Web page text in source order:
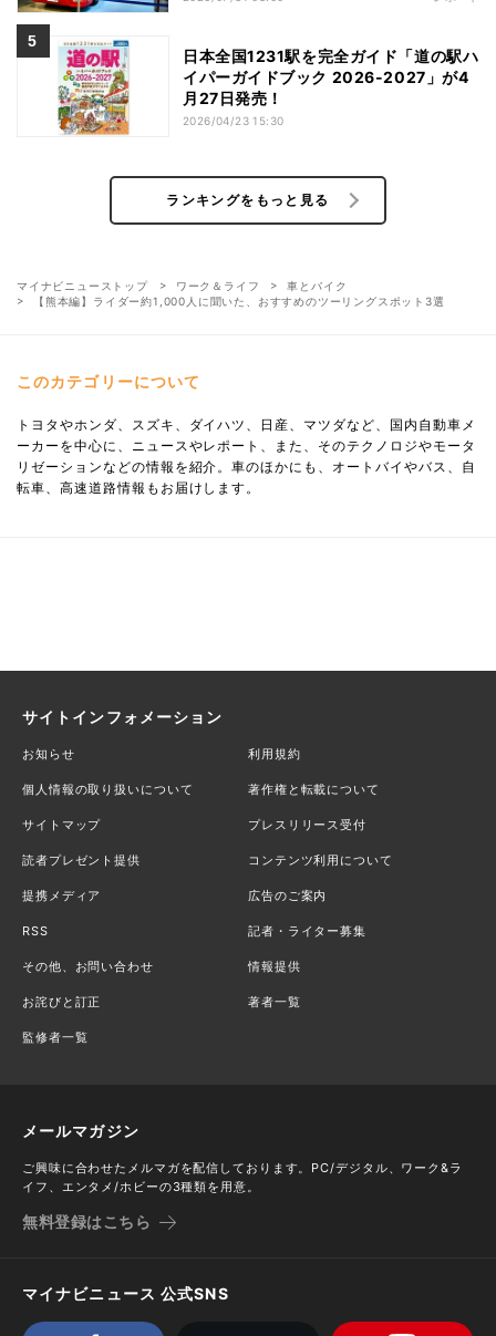
日本全国1231駅を完全ガイド「道の駅ハ
イパーガイドブック 2026-2027」が4
月27日発売！
2026/04/23 15:30
ランキングをもっと見る
マイナビニューストップ ワーク＆ライフ
車とバイク
【熊本編】ライダー約1,000人に聞いた、おすすめのツーリングスポット3選
このカテゴリーについて
トヨタやホンダ、スズキ、ダイハツ、日産、マツダなど、国内自動車メ
ーカーを中心に、ニュースやレポート、また、そのテクノロジやモータ
リゼーションなどの情報を紹介。車のほかにも、オートバイやバス、自
転車、高速道路情報もお届けします。
サイトインフォメーション
お知らせ 利用規約
個人情報の取り扱いについて 著作権と転載について
サイトマップ プレスリリース受付
読者プレゼント提供 コンテンツ利用について
提携メディア 広告のご案内
RSS 記者・ライター募集
その他、お問い合わせ 情報提供
お詫びと訂正 著者一覧
監修者一覧
メールマガジン
ご興味に合わせたメルマガを配信しております。PC/デジタル、ワーク&ラ
イフ、エンタメ/ホビーの3種類を用意。
無料登録はこちら
マイナビニュース 公式SNS